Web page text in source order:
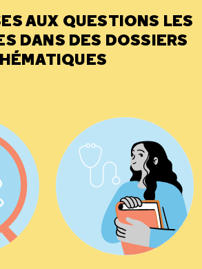
AUX QUESTIONS LES
DANS DES DOSSIERS